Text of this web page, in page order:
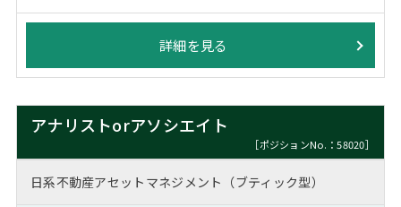
詳細を見る
アナリストorアソシエイト
［ポジションNo.：58020］
日系不動産アセットマネジメント（ブティック型）